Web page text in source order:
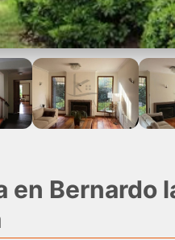
en Bernardo